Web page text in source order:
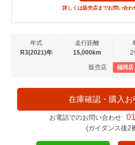
詳しくは販売店までお問い合わ
年式
R3(2021)年
走行距離
15,000km
2
販売店 福岡店
在庫確認・購入お
お電話でのお問い合わせ
(ガイダンス後2